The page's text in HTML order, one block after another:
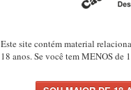
Este site contém material
18 anos. Se você tem MENOS de